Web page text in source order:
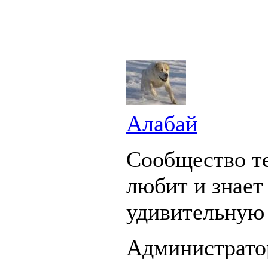
Алабай
Сообщество
любит и знает